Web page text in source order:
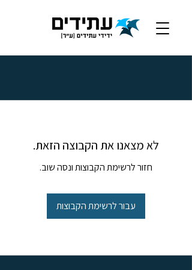
לא מצאנו את הקבוצה הזאת.
חזור לרשימת הקבוצות ונסה שוב.
עבור לרשימת הקבוצות